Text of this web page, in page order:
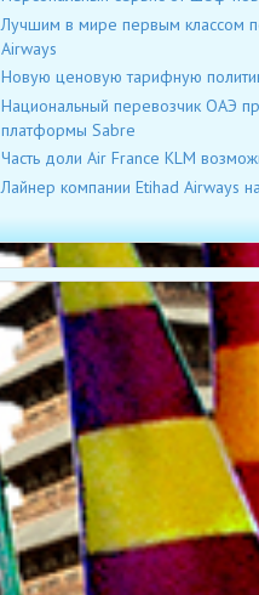
Лучшим в мире первым классом
Airways
Новую ценовую тарифную
Национальный перевозчик ОАЭ
платформы Sabre
Часть доли Air France KLM
Лайнер компании Etihad Airways